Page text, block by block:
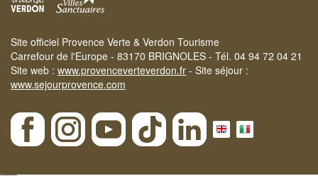
Site officiel Provence Verte & Verdon Tourisme
Carrefour de l'Europe - 83170 BRIGNOLES - Tél. 04 94 72 04 21
Site web : www.provenceverteverdon.fr - Site séjour :
www.sejourprovence.com